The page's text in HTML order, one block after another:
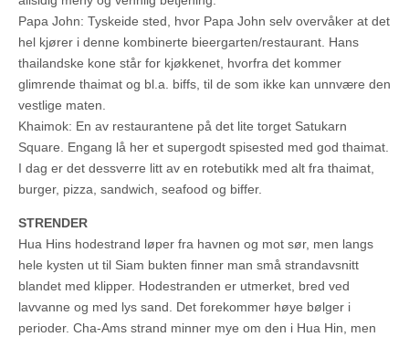
Papa John: Tyskeide sted, hvor Papa John selv overvåker at det
hel kjører i denne kombinerte bieergarten/restaurant. Hans
thailandske kone står for kjøkkenet, hvorfra det kommer
glimrende thaimat og bl.a. biffs, til de som ikke kan unnvære den
vestlige maten.
Khaimok: En av restaurantene på det lite torget Satukarn
Square. Engang lå her et supergodt spisested med god thaimat.
I dag er det dessverre litt av en rotebutikk med alt fra thaimat,
burger, pizza, sandwich, seafood og biffer.
STRENDER
Hua Hins hodestrand løper fra havnen og mot sør, men langs
hele kysten ut til Siam bukten finner man små strandavsnitt
blandet med klipper. Hodestranden er utmerket, bred ved
lavvanne og med lys sand. Det forekommer høye bølger i
perioder. Cha-Ams strand minner mye om den i Hua Hin, men